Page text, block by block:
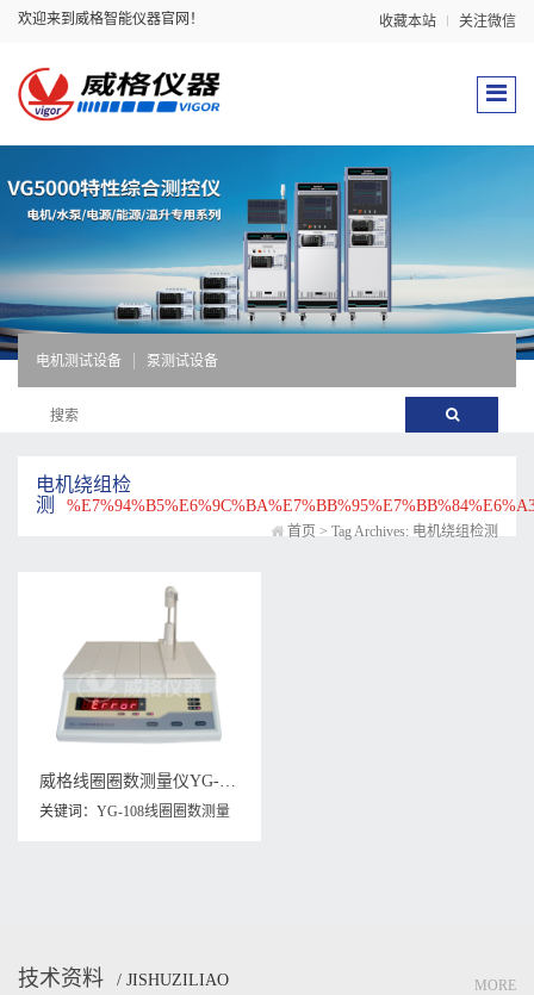
欢迎来到威格智能仪器官网！ 收藏本站 关注微信
电机测试设备 泵测试设备
电机绕组检
测
首页 > Tag Archives: 电机绕组检测
威格线圈圈数测量仪YG-108电机绕组检测 变压器电器线圈测试仪
关键词： YG-108线圈圈数测量
技术资料 / JISHUZILIAO MORE